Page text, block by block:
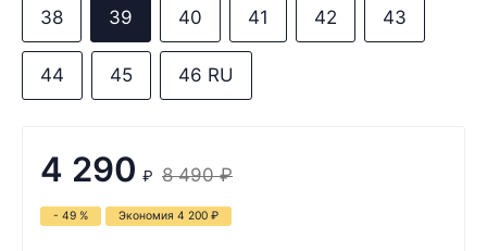
38 39 40 41 42 43
44 45 46 RU
4 290 ₽ 8 490 ₽
- 49 % Экономия 4 200 ₽